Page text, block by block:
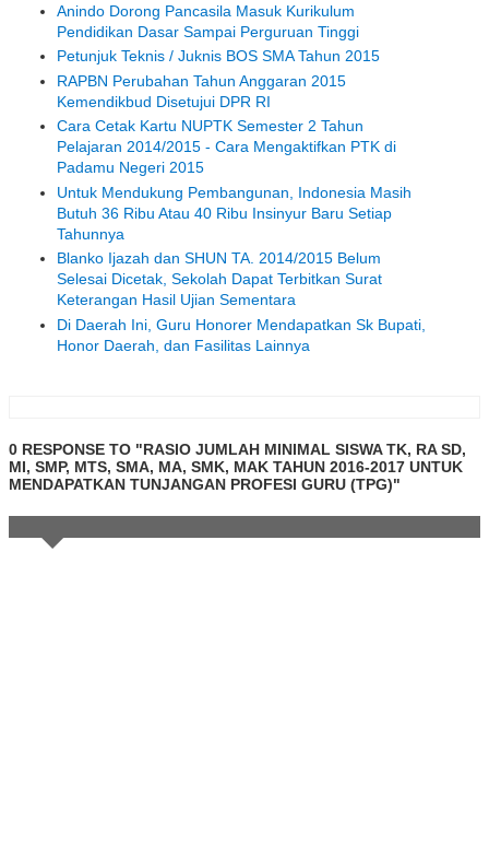
Anindo Dorong Pancasila Masuk Kurikulum
Pendidikan Dasar Sampai Perguruan Tinggi
Petunjuk Teknis / Juknis BOS SMA Tahun 2015
RAPBN Perubahan Tahun Anggaran 2015
Kemendikbud Disetujui DPR RI
Cara Cetak Kartu NUPTK Semester 2 Tahun
Pelajaran 2014/2015 - Cara Mengaktifkan PTK di
Padamu Negeri 2015
Untuk Mendukung Pembangunan, Indonesia Masih
Butuh 36 Ribu Atau 40 Ribu Insinyur Baru Setiap
Tahunnya
Blanko Ijazah dan SHUN TA. 2014/2015 Belum
Selesai Dicetak, Sekolah Dapat Terbitkan Surat
Keterangan Hasil Ujian Sementara
Di Daerah Ini, Guru Honorer Mendapatkan Sk Bupati,
Honor Daerah, dan Fasilitas Lainnya
0 RESPONSE TO "RASIO JUMLAH MINIMAL SISWA TK, RA SD,
MI, SMP, MTS, SMA, MA, SMK, MAK TAHUN 2016-2017 UNTUK
MENDAPATKAN TUNJANGAN PROFESI GURU (TPG)"